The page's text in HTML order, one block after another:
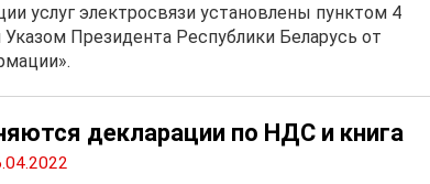
услуг электросвязи установлены пунктом 4
Президента Республики Беларусь от
декларации по НДС и книга